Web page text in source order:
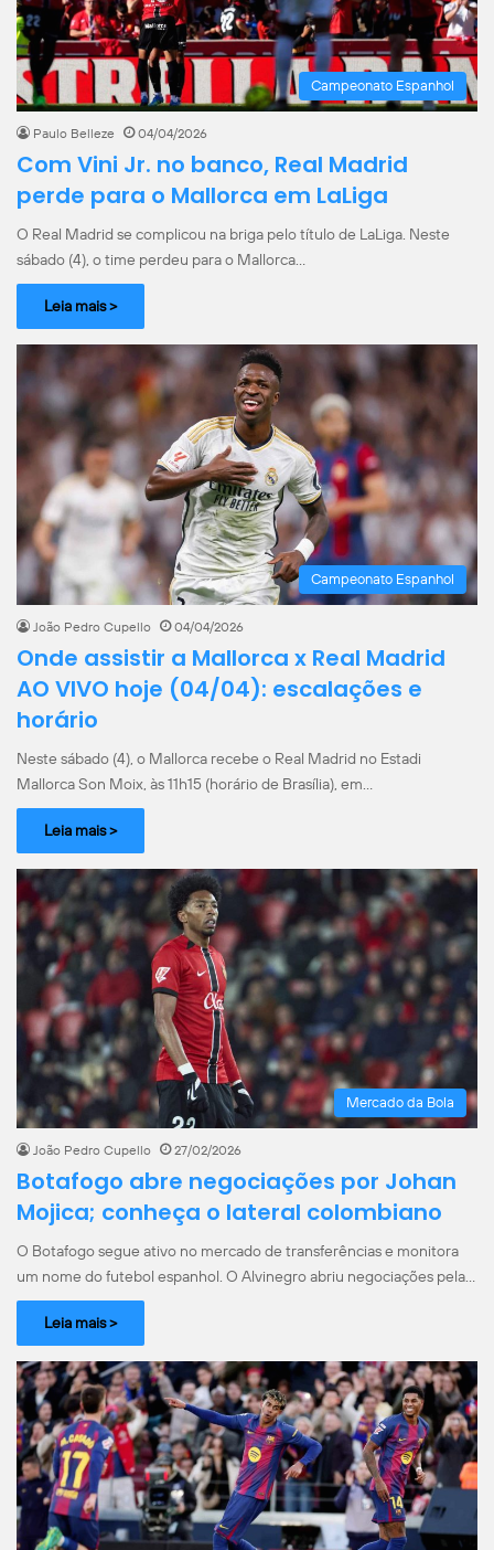
Campeonato Espanhol
Paulo Belleze 04/04/2026
Com Vini Jr. no banco, Real Madrid
perde para o Mallorca em LaLiga
O Real Madrid se complicou na briga pelo título de LaLiga. Neste
sábado (4), o time perdeu para o Mallorca…
Leia mais >
Campeonato Espanhol
João Pedro Cupello 04/04/2026
Onde assistir a Mallorca x Real Madrid
AO VIVO hoje (04/04): escalações e
horário
Neste sábado (4), o Mallorca recebe o Real Madrid no Estadi
Mallorca Son Moix, às 11h15 (horário de Brasília), em…
Leia mais >
Mercado da Bola
João Pedro Cupello 27/02/2026
Botafogo abre negociações por Johan
Mojica; conheça o lateral colombiano
O Botafogo segue ativo no mercado de transferências e monitora
um nome do futebol espanhol. O Alvinegro abriu negociações pela…
Leia mais >